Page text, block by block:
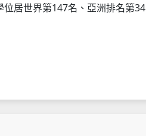
居世界第147名、亞洲排名第34